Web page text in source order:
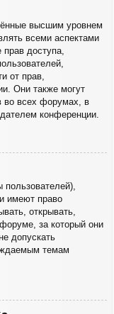
высшим уровнем
всеми аспектами
прав доступа,
от прав,
Они также могут
во всех форумах, в
конференции.
имеют право
открывать,
за который они
допускать
темам